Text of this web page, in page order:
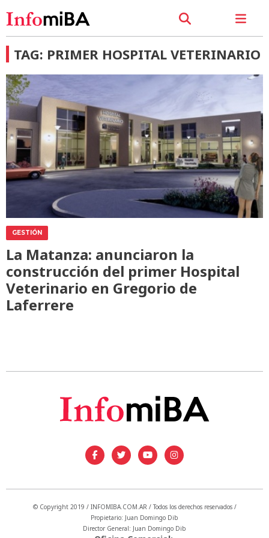
TAG: PRIMER HOSPITAL VETERINARIO
GESTIÓN
La Matanza: anunciaron la
construcción del primer Hospital
Veterinario en Gregorio de
Laferrere
© Copyright 2019 / INFOMIBA.COM.AR / Todos los derechos reservados /
Propietario: Juan Domingo Dib
Director General: Juan Domingo Dib